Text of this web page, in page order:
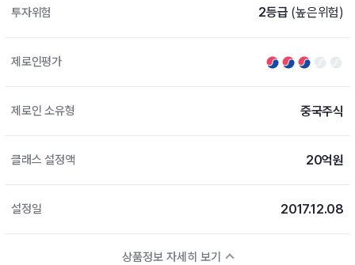
투자위험 2등급 (높은위험)
제로인평가
제로인 소유형 중국주식
클래스 설정액 20억원
설정일 2017.12.08
상품정보 자세히 보기
내맘대로 만들기
DIY 포트 관리
고객라운지
이벤트
공지사항
FAQ